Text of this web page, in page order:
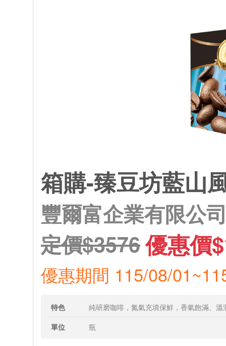
箱購-臻豆坊藍山
豐爾富企業有限公
定價$3576優惠價
優惠期間 115/08/
特色
純研磨咖啡，氮氣充填保鮮，香氣飽滿、
單位
瓶